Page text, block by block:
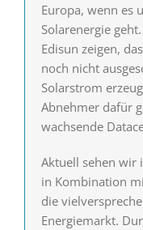
Europa, wenn es
Solarenergie
Edisun zeigen,
noch nicht
Solarstrom
Abnehmer dafür
wachsende
Aktuell sehen wir
in Kombination
die
Energiemarkt.